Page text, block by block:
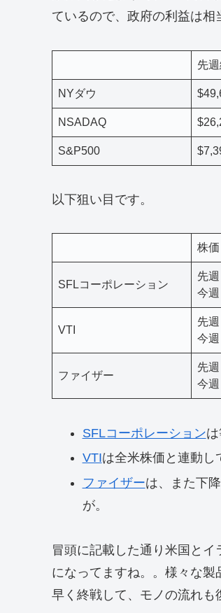
ているので、政府の利益は相
先
NYダウ
NSADAQ
S&P500
以下狙い目です。
株価
SFLコーポレーション
先
今
VTI
先
今
ファイザー
先
今
SFLコーポレーション
VTIは全米株価と連動し
ファイザーは、また下
が。
冒頭に記載した通り米国と
になってますね。。様々な製
早く終戦して、モノの流れも